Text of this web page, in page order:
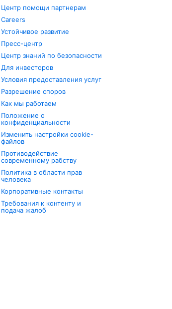
Центр помощи партнерам
Careers
Устойчивое развитие
Пресс-центр
Центр знаний по безопасности
Для инвесторов
Условия предоставления услуг
Разрешение споров
Как мы работаем
Положение о
конфиденциальности
Изменить настройки cookie-
файлов
Противодействие
современному рабству
Политика в области прав
человека
Корпоративные контакты
Требования к контенту и
подача жалоб